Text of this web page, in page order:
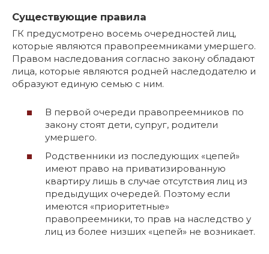
Существующие правила
ГК предусмотрено восемь очередностей лиц,
которые являются правопреемниками умершего.
Правом наследования согласно закону обладают
лица, которые являются родней наследодателю и
образуют единую семью с ним.
В первой очереди правопреемников по
закону стоят дети, супруг, родители
умершего.
Родственники из последующих «цепей»
имеют право на приватизированную
квартиру лишь в случае отсутствия лиц из
предыдущих очередей. Поэтому если
имеются «приоритетные»
правопреемники, то прав на наследство у
лиц из более низших «цепей» не возникает.